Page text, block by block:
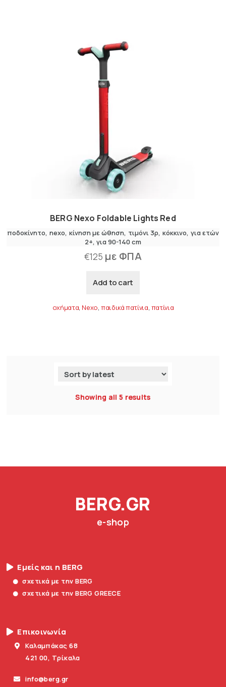
BERG Nexo Foldable Lights Red
ποδοκίνητο nexo κίνηση με ώθηση τιμόνι 3ρ κόκκινο για ετών
2+ για 90-140 cm
€125 με ΦΠΑ
Add to cart
οχήματα, Nexo,παιδικά πατίνια, πατίνια
Showing all 5 results
BERG.GR
e-shop
Εμείς και η BERG
σχετικά με την BERG
σχετικά με την BERG GREECE
Επικοινωνία
Καλαμπάκας 68
421 00, Τρίκαλα
info@berg.gr